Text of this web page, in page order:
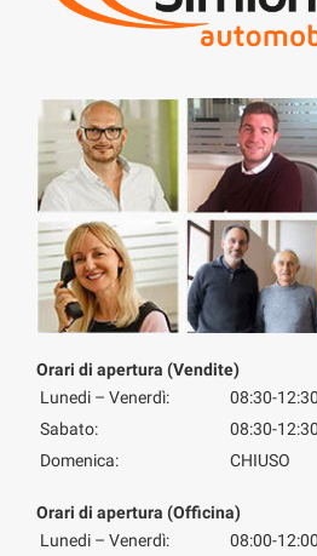
Orari di apertura (Vendite)
Lunedi – Venerdì:
08:30-
Sabato:
08:30-
Domenica:
CHIUSO
Orari di apertura (Officina)
Lunedi – Venerdì:
08:00-